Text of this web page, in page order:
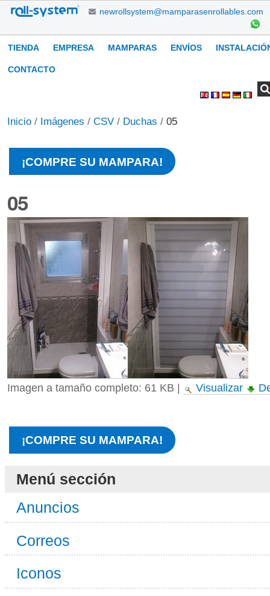
Cambiar
contenido.
Saltar
newrollsystem@mamparasenrollables.com
Navegación
TIENDA EMPRESA MAMPARAS ENVÍOS
CONTACTO
Inicio / Imágenes / CSV / Duchas / 05
¡COMPRE SU MAMPARA!
05
Imagen a tamaño completo: 61 KB | Visualizar
¡COMPRE SU MAMPARA!
Menú sección
Anuncios
Correos
Iconos